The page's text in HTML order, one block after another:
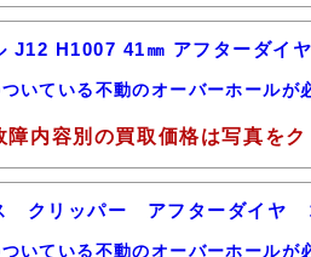
J12 H1007 41㎜ アフターダイ
いている不動のオーバーホールが
障内容別の買取価格は写真を
クリッパー アフターダイ
いている不動のオーバーホールが